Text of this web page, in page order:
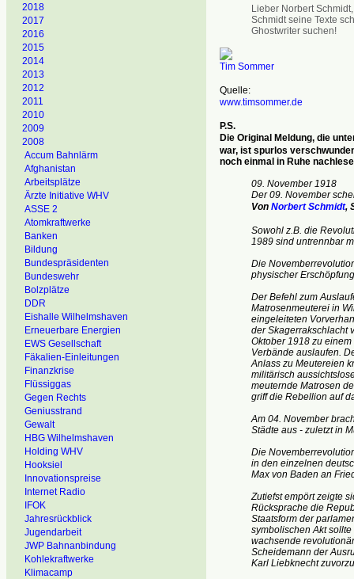
2018
2017
2016
2015
2014
2013
2012
2011
2010
2009
2008
Accum Bahnlärm
Afghanistan
Arbeitsplätze
Ärzte Initiative WHV
ASSE 2
Atomkraftwerke
Banken
Bildung
Bundespräsidenten
Bundeswehr
Bolzplätze
DDR
Eishalle Wilhelmshaven
Erneuerbare Energien
EWS Gesellschaft
Fäkalien-Einleitungen
Finanzkrise
Flüssiggas
Gegen Rechts
Geniusstrand
Gewalt
HBG Wilhelmshaven
Holding WHV
Hooksiel
Innovationspreise
Internet Radio
IFOK
Jahresrückblick
Jugendarbeit
JWP Bahnanbindung
Kohlekraftwerke
Klimacamp
Lieber Norbert
Schmidt seine Texte
Ghostwriter suchen!
Tim Sommer
Quelle:
www.timsommer.de
P.S.
Die Original Meldung, die
war, ist spurlos
noch einmal in Ruhe
09. November 1918
Der 09. November
Von Norbert Schmidt,
Sowohl z.B. die
1989 sind untrennbar
Die
physischer
Der Befehl zum
Matrosenmeuterei in
eingeleiteten
der Skagerrakschlacht
Oktober 1918 zu
Verbände auslaufen.
Anlass zu Meutereien
militärisch
meuternde Matrosen
griff die Rebellion auf
Am 04. November
Städte aus - zuletzt in
Die
in den einzelnen
Max von Baden an
Zutiefst empört zeigte
Rücksprache die
Staatsform der
symbolischen Akt
wachsende
Scheidemann der
Karl Liebknecht